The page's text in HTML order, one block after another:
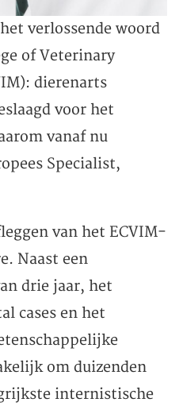
verlossende woord
of Veterinary
dierenarts
voor het
vanaf nu
Specialist,
van het ECVIM-
Naast een
drie jaar, het
cases en het
om duizenden
internistische